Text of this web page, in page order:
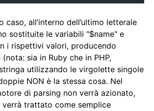
caso, all’interno dell’ultimo letterale
sostituite le variabili "$name" e
i rispettivi valori, producendo
(nota: sia in Ruby che in PHP,
utilizzando le virgolette singole
NON è la stessa cosa. Nel
di parsing non verrà azionato,
trattato come semplice